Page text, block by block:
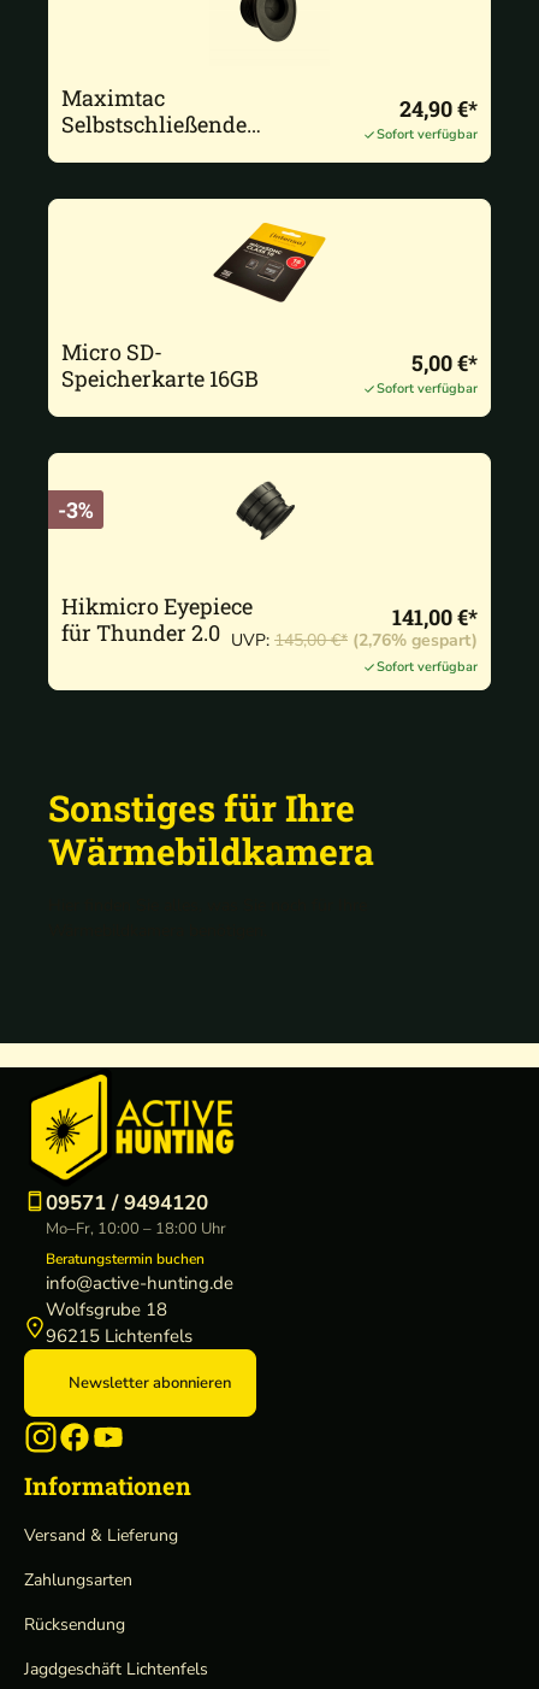
Maximtac
Selbstschließende
24,90 €*
Sofort verfügbar
Micro SD-
Speicherkarte 16GB
5,00 €*
Sofort verfügbar
-3%
Hikmicro Eyepiece
für Thunder 2.0
141,00 €*
UVP: 145,00 €* (2,76% gespart)
Sofort verfügbar
Sonstiges für Ihre
Wärmebildkamera
09571 / 9494120
Mo–Fr, 10:00 – 18:00 Uhr
Beratungstermin buchen
info@active-hunting.de
Wolfsgrube 18
96215 Lichtenfels
Newsletter abonnieren
Informationen
Versand & Lieferung
Zahlungsarten
Rücksendung
Jagdgeschäft Lichtenfels